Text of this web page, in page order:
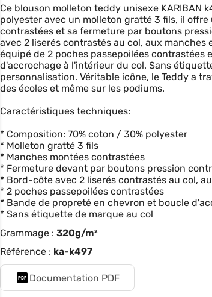
Ce blouson molleton teddy unisexe KARIBAN
polyester avec un molleton gratté 3 fils, il
contrastées et sa fermeture par boutons
avec 2 liserés contrastés au col, aux
équipé de 2 poches passepoilées
d'accrochage à l'intérieur du col. Sans
personnalisation. Véritable icône, le Teddy a
des écoles et même sur les podiums.
Caractéristiques techniques:
* Composition: 70% coton / 30% polyester
* Molleton gratté 3 fils
* Manches montées contrastées
* Fermeture devant par boutons pression
* Bord-côte avec 2 liserés contrastés au col,
* 2 poches passepoilées contrastées
* Bande de propreté en chevron et boucle
* Sans étiquette de marque au col
Grammage : 320g/m²
Référence : ka-k497
Documentation PDF